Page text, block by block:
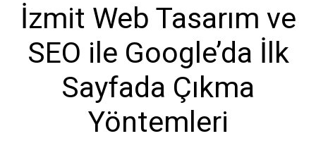
İzmit Web Tasarım ve
SEO ile Google’da İlk
Sayfada Çıkma
Yöntemleri